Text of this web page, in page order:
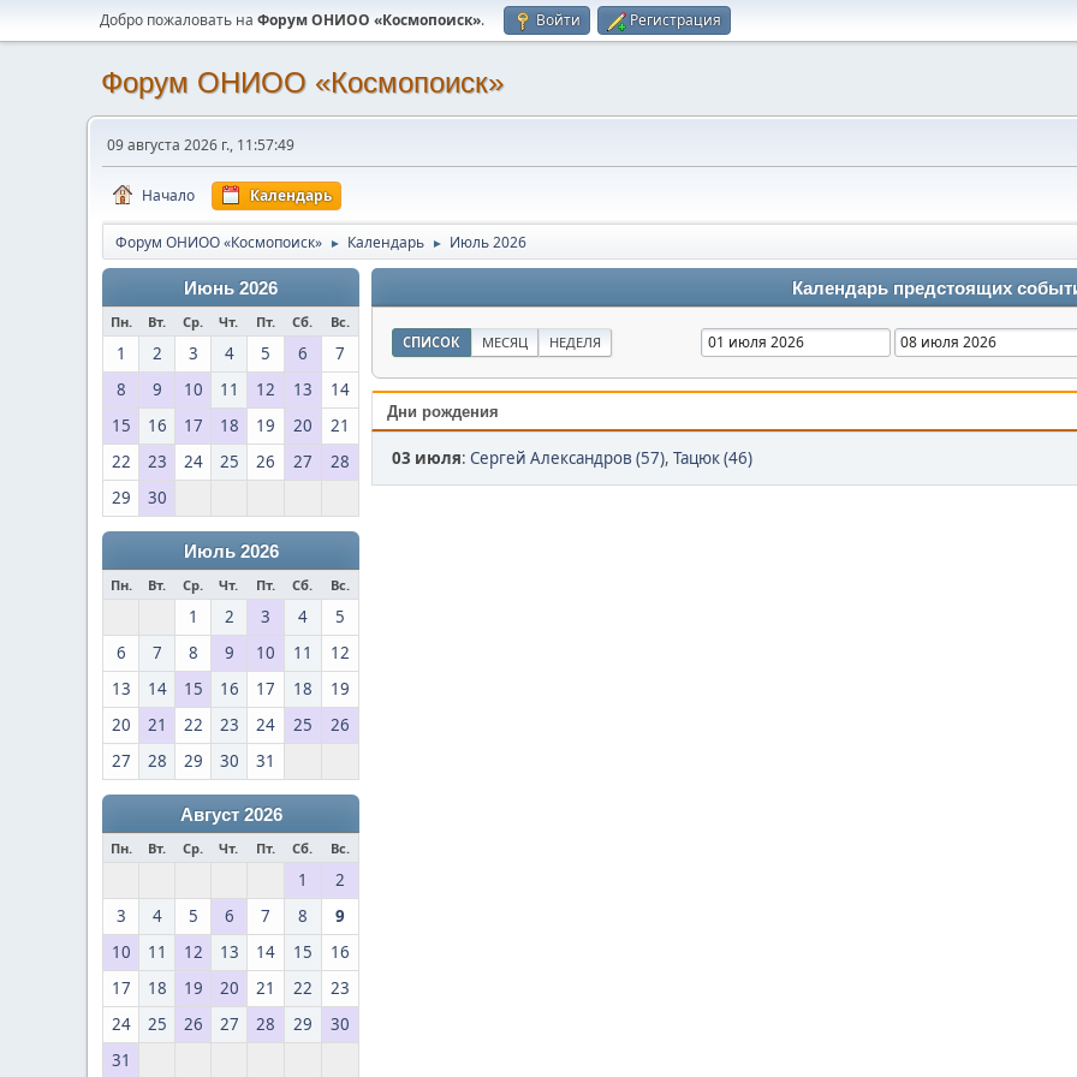
Добро пожаловать на Форум ОНИОО «Космопоиск». Войти Регистрация
Форум ОНИОО «Космопоиск»
09 августа 2026 г., 11:57:49
Начало Календарь
Форум ОНИОО «Космопоиск» ► Календарь ► Июль 2026
Июнь 2026
Пн. Вт. Ср. Чт. Пт. Сб. Вс.
1 2 3 4 5 6
7
8
9 10 11 12 13
14
15
16 17 18 19 20
21
22
23 24 25 26 27
28
29
30
Июль 2026
Пн. Вт. Ср. Чт. Пт. Сб. Вс.
1 2 3 4
5
6
7 8 9 10 11
12
13
14 15 16 17 18
19
20
21 22 23 24 25
26
27
28 29 30 31
Август 2026
Пн. Вт. Ср. Чт. Пт. Сб. Вс.
1
2
3
4 5 6 7 8
9
10
11 12 13 14 15
16
17
18 19 20 21 22
23
24
25 26 27 28 29
30
31
Календарь предстоящих
СПИСОК МЕСЯЦ НЕДЕЛЯ
Дни рождения
03 июля: Сергей Александров (57), Тацюк (46)